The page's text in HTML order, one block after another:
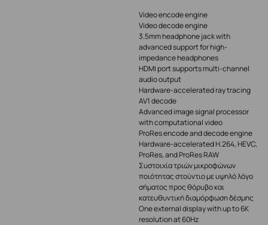
Video encode engine
Video decode engine
3.5mm headphone jack with
advanced support for high-
impedance headphones
HDMI port supports multi-channel
audio output
Hardware-accelerated ray tracing
AV1 decode
Advanced image signal processor
with computational video
ProRes encode and decode engine
Hardware-accelerated H.264, HEVC,
ProRes, and ProRes RAW
Συστοιχία τριών μικροφώνων
ποιότητας στούντιο με υψηλό λόγο
σήματος προς θόρυβο και
κατευθυντική διαμόρφωση δέσμης
One external display with up to 6K
resolution at 60Hz